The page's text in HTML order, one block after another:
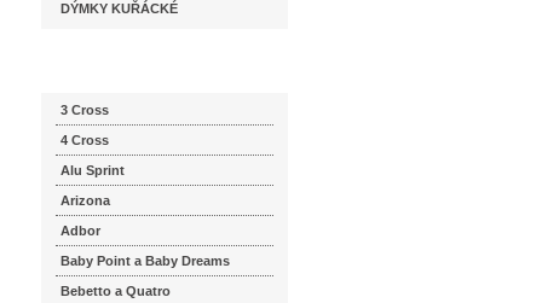
DÝMKY KUŘÁCKÉ
3 Cross
4 Cross
Alu Sprint
Arizona
Adbor
Baby Point a Baby Dreams
Bebetto a Quatro